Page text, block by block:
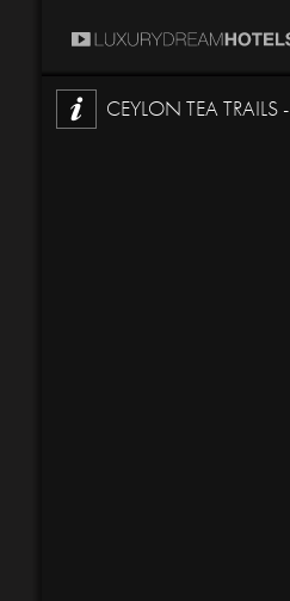
CEYLON TEA TRAILS -